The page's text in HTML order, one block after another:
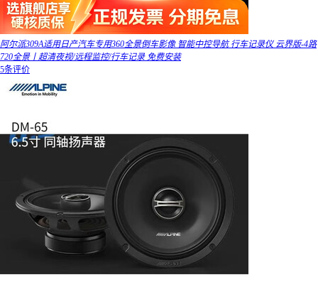
阿尔派309A适用日产汽车专用360全景倒车影像 智能中控导航 行车记录仪 云界版-4路
720全景丨超清夜视/远程监控/行车记录 免费安装
5条评价